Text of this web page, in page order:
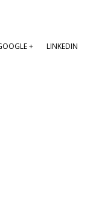
+ LINKEDIN